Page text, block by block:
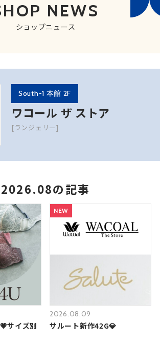
NEWS
ショップニュース
South-1 本館 2F
ワコール ザ ストア
[ランジェリー]
2026.08の記事
サイズ別
NEW
2026.08.09
サルート新作42G💎